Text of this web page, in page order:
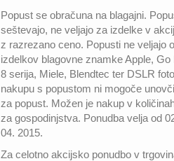
Popust se obračuna na blagajni.
seštevajo, ne veljajo za izdelke v
z razrezano ceno. Popusti ne veljajo
izdelkov blagovne znamke Apple,
8 serija, Miele, Blendtec ter DSLR
nakupu s popustom ni mogoče
za popust. Možen je nakup v
za gospodinjstva. Ponudba velja od
04. 2015.
Za celotno akcijsko ponudbo v